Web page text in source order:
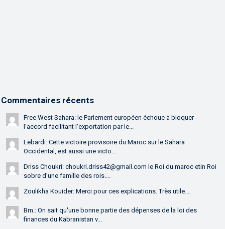
Commentaires récents
Free West Sahara: le Parlement européen échoue à bloquer
l’accord facilitant l’exportation par le...
Lebardi: Cette victoire provisoire du Maroc sur le Sahara
Occidental, est aussi une victo...
Driss Choukri: choukri.driss42@gmail.com le Roi du maroc etin Roi
sobre d'une famille des rois....
Zoulikha Kouider: Merci pour ces explications. Très utile....
Bm.: On sait qu'une bonne partie des dépenses de la loi des
finances du Kabranistan v...